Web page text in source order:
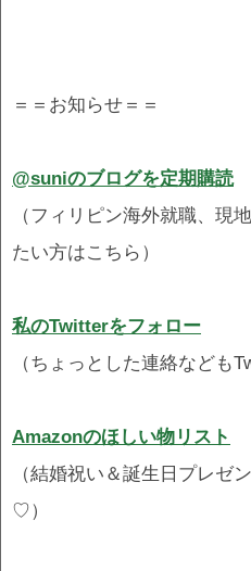
＝＝お知らせ＝＝
@suniのブログを定期購読
（フィリピン海外就職、現
たい方はこちら）
私のTwitterをフォロー
（ちょっとした連絡なども
Amazonのほしい物リスト
（結婚祝い＆誕生日プレゼ
♡）